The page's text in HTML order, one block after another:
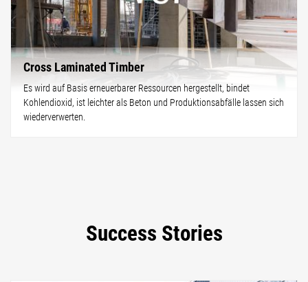
Cross Laminated Timber
Es wird auf Basis erneuerbarer Ressourcen hergestellt, bindet
Kohlendioxid, ist leichter als Beton und Produktionsabfälle lassen sich
wiederverwerten.
Success Stories